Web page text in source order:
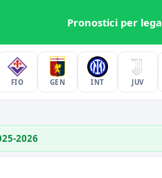
Pronostici per lega
FIO GEN INT JUV
2026